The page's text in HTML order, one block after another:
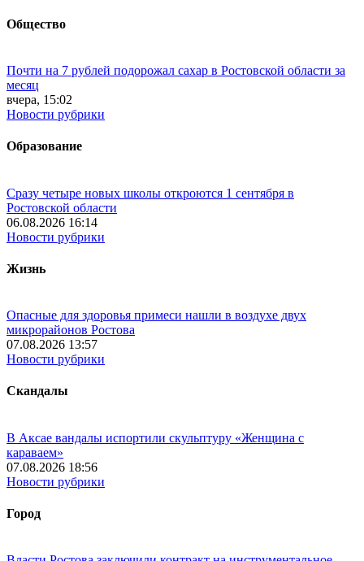
Общество
Почти на 7 рублей подорожал сахар в Ростовской области за
месяц
вчера, 15:02
Новости рубрики
Образование
Сразу четыре новых школы откроются 1 сентября в
Ростовской области
06.08.2026 16:14
Новости рубрики
Жизнь
Опасные для здоровья примеси нашли в воздухе двух
микрорайонов Ростова
07.08.2026 13:57
Новости рубрики
Скандалы
В Аксае вандалы испортили скульптуру «Женщина с
караваем»
07.08.2026 18:56
Новости рубрики
Город